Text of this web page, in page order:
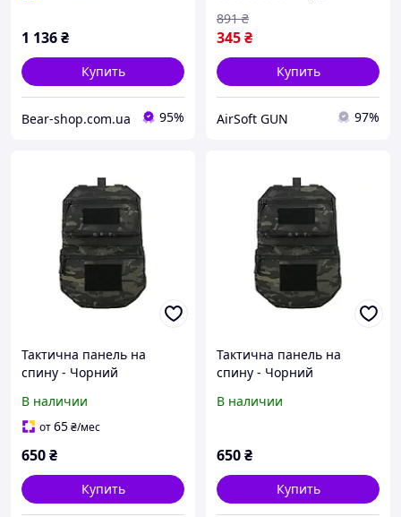
1 136₴
Купить
Bear-shop.com.ua 95%
345₴
891 ₴
Купить
AirSoft GUN 97%
Тактична панель на
спину - Чорний
гідратаційної медузи
В наличии
от65₴/мес
650₴
Купить
Тактична панель на
спину - Чорний
гідратаційної медузи
В наличии
650₴
Купить